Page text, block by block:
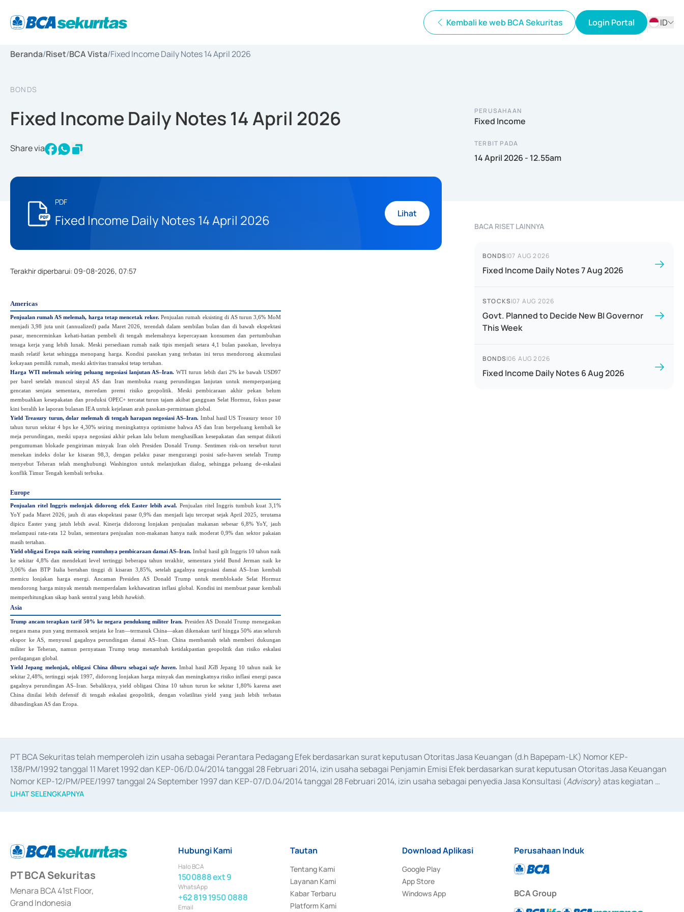
Kembali ke web BCA Sekuritas Login Portal
ID
Beranda/Riset/BCA Vista/Fixed Income Daily Notes 14 April 2026
BONDS
Fixed Income Daily Notes 14 April 2026
Share via
PDF
Fixed Income Daily Notes 14 April 2026 Lihat
PERUSAHAAN
Fixed Income
TERBIT PADA
14 April 2026 - 12.55am
Terakhir diperbarui: 09-08-2026, 07:57
Americas
Penjualan rumah AS melemah, harga tetap mencetak rekor.Penjualan rumah eksisting di AS turun 3,6% MoM
menjadi 3,98 juta unit (annualized) pada Maret 2026, terendah dalam sembilan bulan dan di bawah ekspektasi
pasar, mencerminkan kehati‑hatian pembeli di tengah melemahnya kepercayaan konsumen dan pertumbuhan
tenaga kerja yang lebih lunak. Meski persediaan rumah naik tipis menjadi setara 4,1 bulan pasokan, levelnya
masih relatif ketat sehingga menopang harga. Kondisi pasokan yang terbatas ini terus mendorong akumulasi
kekayaan pemilik rumah, meski aktivitas transaksi tetap tertahan.
Harga WTI melemah seiring peluang negosiasi lanjutan AS–Iran. WTI turun lebih dari 2% ke bawah USD97
per barel setelah muncul sinyal AS dan Iran membuka ruang perundingan lanjutan untuk memperpanjang
gencatan senjata sementara, meredam premi risiko geopolitik. Meski pembicaraan akhir pekan belum
membuahkan kesepakatan dan produksi OPEC+ tercatat turun tajam akibat gangguan Selat Hormuz, fokus pasar
kini beralih ke laporan bulanan IEA untuk kejelasan arah pasokan‑permintaan global.
Yield Treasury turun, dolar melemah di tengah harapan negosiasi AS–Iran. Imbal hasil US Treasury tenor 10
tahun turun sekitar 4 bps ke 4,30% seiring meningkatnya optimisme bahwa AS dan Iran berpeluang kembali ke
meja perundingan, meski upaya negosiasi akhir pekan lalu belum menghasilkan kesepakatan dan sempat diikuti
pengumuman blokade pengiriman minyak Iran oleh Presiden Donald Trump. Sentimen risk‑on tersebut turut
menekan indeks dolar ke kisaran 98,3, dengan pelaku pasar mengurangi posisi safe‑haven setelah Trump
menyebut Teheran telah menghubungi Washington untuk melanjutkan dialog, sehingga peluang de‑eskalasi
konflik Timur Tengah kembali terbuka.
Europe
Penjualan ritel Inggris melonjak didorong efek Easter lebih awal. Penjualan ritel Inggris tumbuh kuat 3,1%
YoY pada Maret 2026, jauh di atas ekspektasi pasar 0,9% dan menjadi laju tercepat sejak April 2025, terutama
dipicu Easter yang jatuh lebih awal. Kinerja didorong lonjakan penjualan makanan sebesar 6,8% YoY, jauh
melampaui rata‑rata 12 bulan, sementara penjualan non‑makanan hanya naik moderat 0,9% dan sektor pakaian
masih tertahan.
Yield obligasi Eropa naik seiring runtuhnya pembicaraan damai AS–Iran. Imbal hasil gilt Inggris 10 tahun naik
ke sekitar 4,8% dan mendekati level tertinggi beberapa tahun terakhir, sementara yield Bund Jerman naik ke
3,06% dan BTP Italia bertahan tinggi di kisaran 3,85%, setelah gagalnya negosiasi damai AS–Iran kembali
memicu lonjakan harga energi. Ancaman Presiden AS Donald Trump untuk memblokade Selat Hormuz
mendorong harga minyak mentah memperdalam kekhawatiran inflasi global. Kondisi ini membuat pasar kembali
memperhitungkan sikap bank sentral yang lebih hawkish
Asia
Trump ancam terapkan tarif 50% ke negara pendukung militer Iran. Presiden AS Donald Trump menegaskan
negara mana pun yang memasok senjata ke Iran—termasuk China—akan dikenakan tarif hingga 50% atas seluruh
ekspor ke AS, menyusul gagalnya perundingan damai AS–Iran. China membantah telah memberi dukungan
militer ke Teheran, namun pernyataan Trump tetap menambah ketidakpastian geopolitik dan risiko eskalasi
perdagangan global.
Yield Jepang melonjak, obligasi China diburu sebagaisafe haven.Imbal hasil JGB Jepang 10 tahun naik ke
sekitar 2,48%, tertinggi sejak 1997, didorong lonjakan harga minyak dan meningkatnya risiko inflasi energi pasca
gagalnya perundingan AS–Iran. Sebaliknya, yield obligasi China 10 tahun turun ke sekitar 1,80% karena aset
China dinilai lebih defensif di tengah eskalasi geopolitik, dengan volatilitas yield yang jauh lebih terbatas
dibandingkan AS dan Eropa.
BACA RISET LAINNYA
BONDS|07 AUG 2026
Fixed Income Daily Notes 7 Aug 2026
STOCKS|07 AUG 2026
Govt. Planned to Decide New BI Governor
This Week
BONDS|06 AUG 2026
Fixed Income Daily Notes 6 Aug 2026
PT BCA Sekuritas telah memperoleh izin usaha sebagai Perantara Pedagang Efek berdasarkan surat keputusan Otoritas Jasa Keuangan (d.h Bapepam-LK) Nomor KEP-
138/PM/1992 tanggal 11 Maret 1992 dan KEP-06/D.04/2014 tanggal 28 Februari 2014, izin usaha sebagai Penjamin Emisi Efek berdasarkan surat keputusan Otoritas Jasa Keuangan
Nomor KEP-12/PM/PEE/1997 tanggal 24 September 1997 dan KEP-07/D.04/2014 tanggal 28 Februari 2014, izin usaha sebagai penyedia Jasa Konsultasi (Advisory) atas kegiatan
merger, akuisisi, divestasi, dan
LIHAT SELENGKAPNYA
PT BCA Sekuritas
Menara BCA 41st Floor,
Grand Indonesia
Hubungi Kami
Halo BCA
1500888 ext 9
WhatsApp
+62 819 1950 0888
Email
Tautan
Tentang Kami
Layanan Kami
Kabar Terbaru
Platform Kami
Download Aplikasi
Google Play
App Store
Windows App
Perusahaan Induk
BCA Group